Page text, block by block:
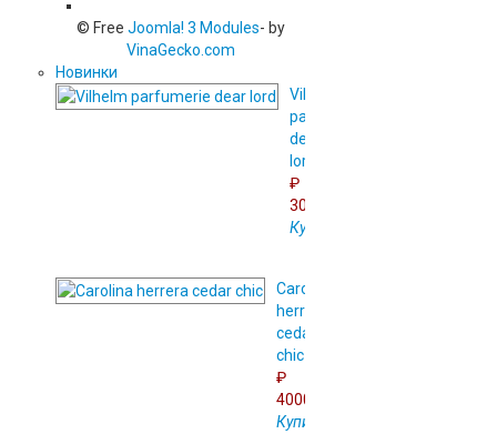
© Free Joomla! 3 Modules- by
VinaGecko.com
Новинки
Vilhelm
parfumerie
dear
lord
₽
3000.00
Купить
Сarolina
herrera
cedar
chic
₽
4000.00
Купить